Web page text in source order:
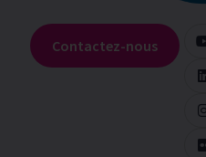
Contactez-nous